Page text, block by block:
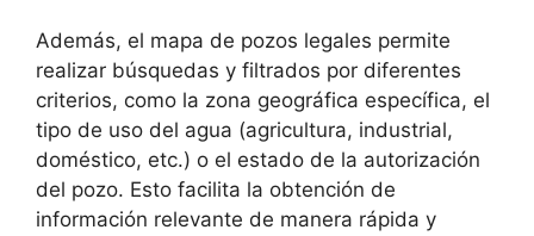
Además, el mapa de pozos legales permite
realizar búsquedas y filtrados por diferentes
criterios, como la zona geográfica específica, el
tipo de uso del agua (agricultura, industrial,
doméstico, etc.) o el estado de la autorización
del pozo. Esto facilita la obtención de
información relevante de manera rápida y